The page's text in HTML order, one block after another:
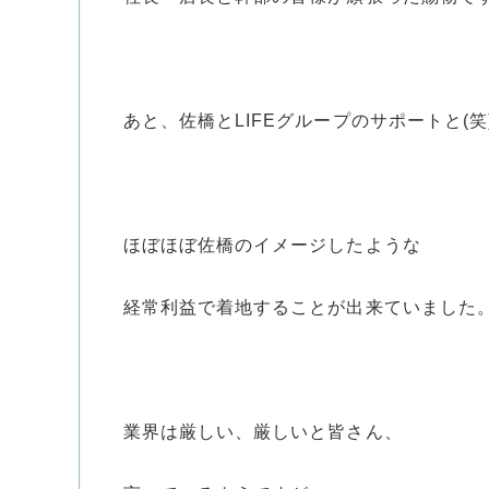
あと、佐橋とLIFEグループのサポートと(
ほぼほぼ佐橋のイメージしたような
経常利益で着地することが出来ていました
業界は厳しい、厳しいと皆さん、